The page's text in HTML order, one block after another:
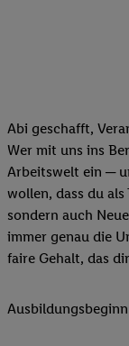
Abi geschafft,
Wer mit uns ins
Arbeitswelt ein ─
wollen, dass du als
sondern auch
immer genau die
faire Gehalt, das